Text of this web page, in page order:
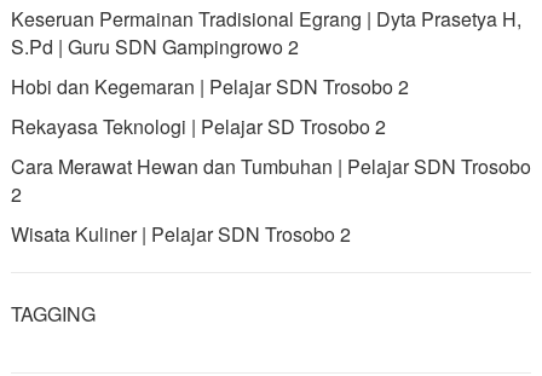
Keseruan Permainan Tradisional Egrang | Dyta Prasetya H,
S.Pd | Guru SDN Gampingrowo 2
Hobi dan Kegemaran | Pelajar SDN Trosobo 2
Rekayasa Teknologi | Pelajar SD Trosobo 2
Cara Merawat Hewan dan Tumbuhan | Pelajar SDN Trosobo
2
Wisata Kuliner | Pelajar SDN Trosobo 2
TAGGING